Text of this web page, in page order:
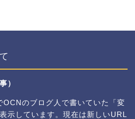
）
OCNのブログ人で書いていた「変
示しています。現在は新しいURL